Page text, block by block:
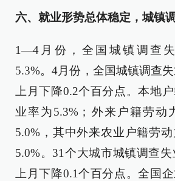
六、就业形势总体稳定，城镇
1—4月份，全国城镇调查
5.3%。4月份，全国城镇调查
上月下降0.2个百分点。本地
业率为5.3%；外来户籍劳动
5.0%，其中外来农业户籍劳
5.0%。31个大城市城镇调查
上月下降0.1个百分点。全国